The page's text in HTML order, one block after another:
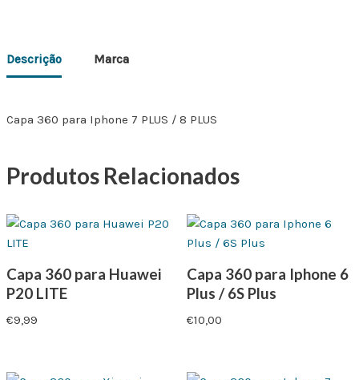
Descrição Marca
Capa 360 para Iphone 7 PLUS / 8 PLUS
Produtos Relacionados
Capa 360 para Huawei
P20 LITE
€9,99
Capa 360 para Iphone 6
Plus / 6S Plus
€10,00